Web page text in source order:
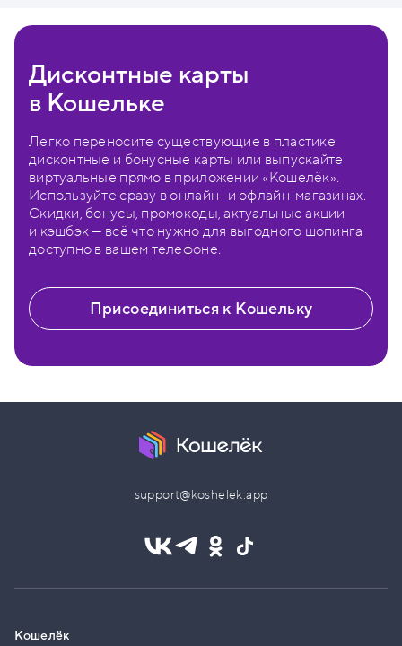
Дисконтные карты
в Кошельке
Легко переносите существующие в пластике
дисконтные и бонусные карты или выпускайте
виртуальные прямо в приложении «Кошелёк».
Используйте сразу в онлайн- и офлайн-магазинах.
Скидки, бонусы, промокоды, актуальные акции
и кэшбэк — всё что нужно для выгодного шопинга
доступно в вашем телефоне.
Присоединиться к Кошельку
support@koshelek.app
Кошелёк